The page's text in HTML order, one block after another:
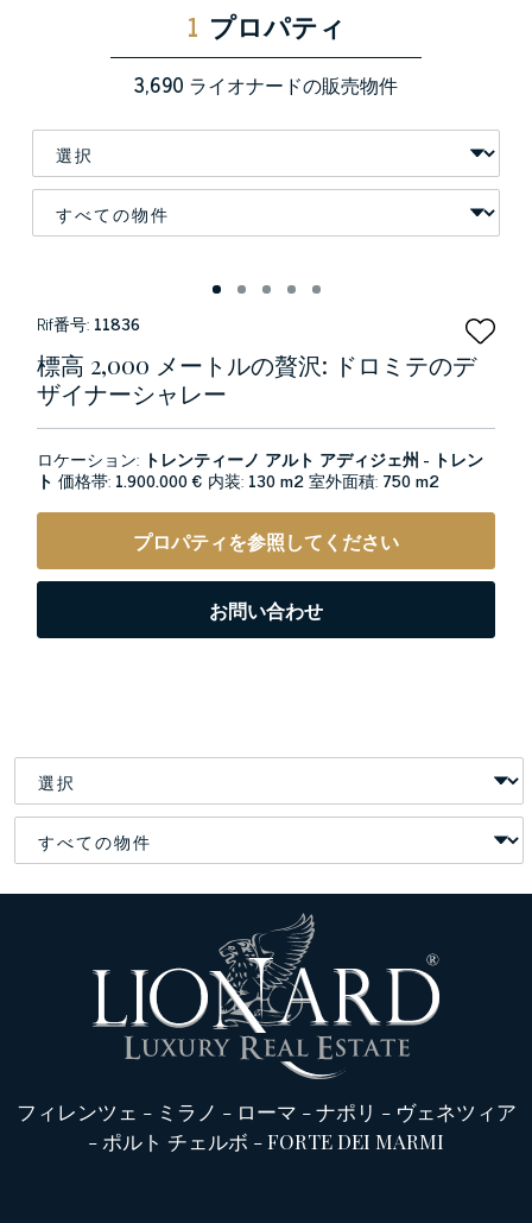
1 プロパティ
3,690 ライオナードの販売物件
Rif番号: 11836
標高 2,000 メートルの贅沢: ドロミテのデ
ザイナーシャレー
ロケーション: トレンティーノ アルト アディジェ州 - トレン
ト 価格帯: 1.900.000 € 内装: 130 m2室外面積: 750 m2
プロパティを参照してください
お問い合わせ
フィレンツェ - ミラノ - ローマ -ナポリ - ヴェネツィア
- ポルト チェルボ -FORTE DEI MARMI